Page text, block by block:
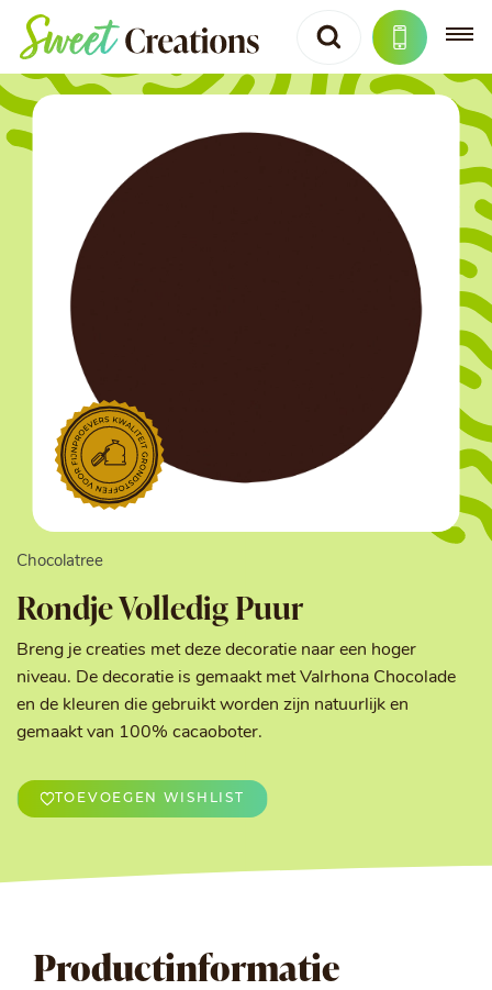
Chocolatree
Rondje Volledig Puur
Breng je creaties met deze decoratie naar een hoger
niveau. De decoratie is gemaakt met Valrhona Chocolade
en de kleuren die gebruikt worden zijn natuurlijk en
gemaakt van 100% cacaoboter.
TOEVOEGEN WISHLIST
Productinformatie